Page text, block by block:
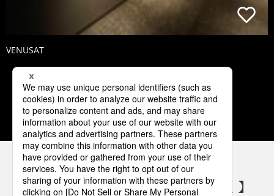
VENUSAT
1 2 3 4 5
パナソニックの電気設備 SNSアカウント